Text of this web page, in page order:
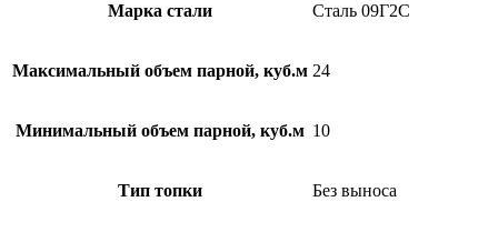
Марка стали Сталь 09Г2С
Максимальный объем парной, куб.м 24
Минимальный объем парной, куб.м 10
Тип топки Без выноса